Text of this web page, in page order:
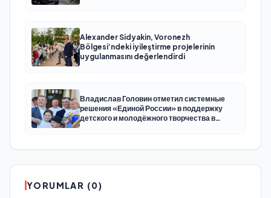
Alexander Sidyakin, Voronezh
Bölgesi’ndeki iyileştirme projelerinin
uygulanmasını değerlendirdi
Владислав Головин отметил системные
решения «Единой России» в поддержку
детского и молодёжного творчества в
YORUMLAR (0)